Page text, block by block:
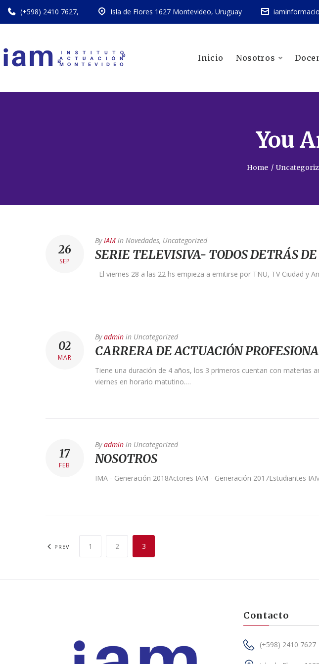
(+598) 2410 7627, Isla de Flores 1627 Montevideo, Uruguay
Inicio Nosotros
You
Home /
26
SEP
ByIAM in Novedades, Uncategorized
SERIE TELEVISIVA- TODOS DETRÁS
El viernes 28 a las 22 hs empieza a emitirse por TNU, TV Ciudad y
02
MAR
Byadmin in Uncategorized
CARRERA DE ACTUACIÓN
Tiene una duración de 4 años, los 3 primeros cuentan con materias
viernes en horario matutino.…
17
FEB
Byadmin in Uncategorized
NOSOTROS
IMA - Generación 2018Actores IAM - Generación 2017Estudiantes
PREV 1 2 3
Contacto
(+598) 2410 7627